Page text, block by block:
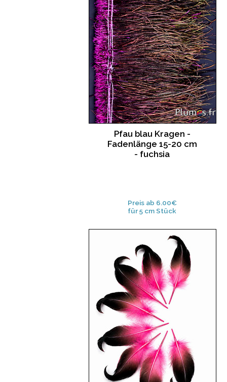
Pfau blau Kragen -
Fadenlänge 15-20 cm
- fuchsia
Preis ab 6.00€
für 5 cm Stück